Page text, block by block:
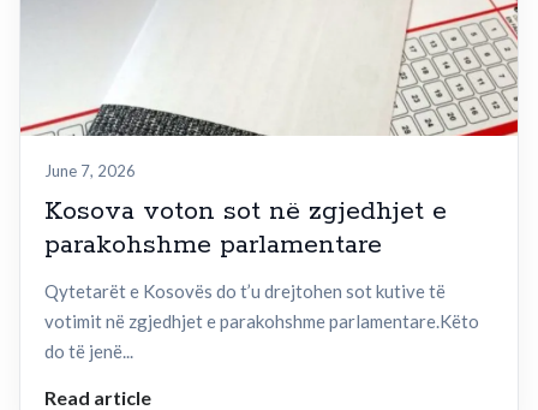
June 7, 2026
Kosova voton sot në zgjedhjet e
parakohshme parlamentare
Qytetarët e Kosovës do t’u drejtohen sot kutive të
votimit në zgjedhjet e parakohshme parlamentare.Këto
do të jenë...
Read article